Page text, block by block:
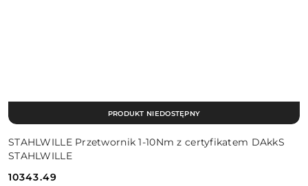
STAHLWILLE Przetwornik 1-10Nm z certyfikatem DAkkS
STAHLWILLE
10343.49
PRODUKT NIEDOSTĘPNY